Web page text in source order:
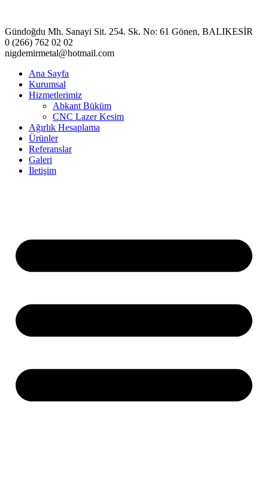
Gündoğdu Mh. Sanayi Sit. 254. Sk. No: 61 Gönen, BALIKESİR
0 (266) 762 02 02
nigdemirmetal@hotmail.com
Ana Sayfa
Kurumsal
Hizmetlerimiz
Abkant Büküm
CNC Lazer Kesim
Ağırlık Hesaplama
Ürünler
Referanslar
Galeri
İletişim